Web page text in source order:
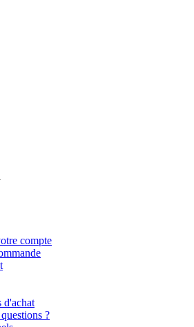
compte
d'achat
?